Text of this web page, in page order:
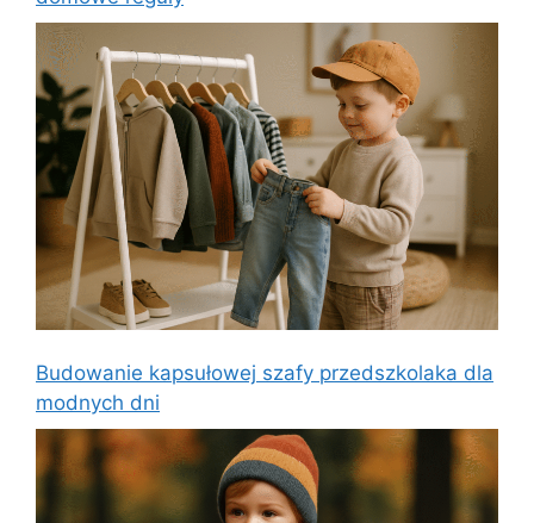
Budowanie kapsułowej szafy przedszkolaka dla
modnych dni